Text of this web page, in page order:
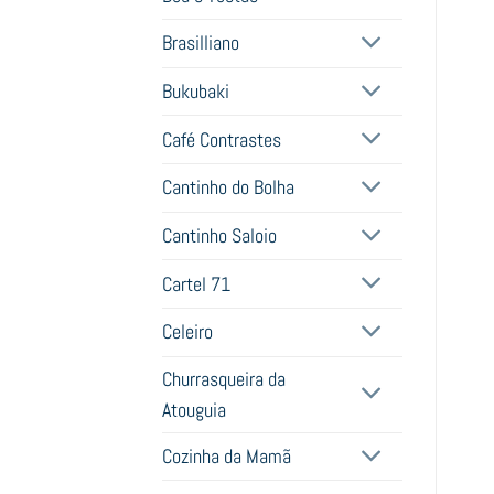
Brasilliano
Bukubaki
Café Contrastes
Cantinho do Bolha
Cantinho Saloio
Cartel 71
Celeiro
Churrasqueira da
Atouguia
Cozinha da Mamã